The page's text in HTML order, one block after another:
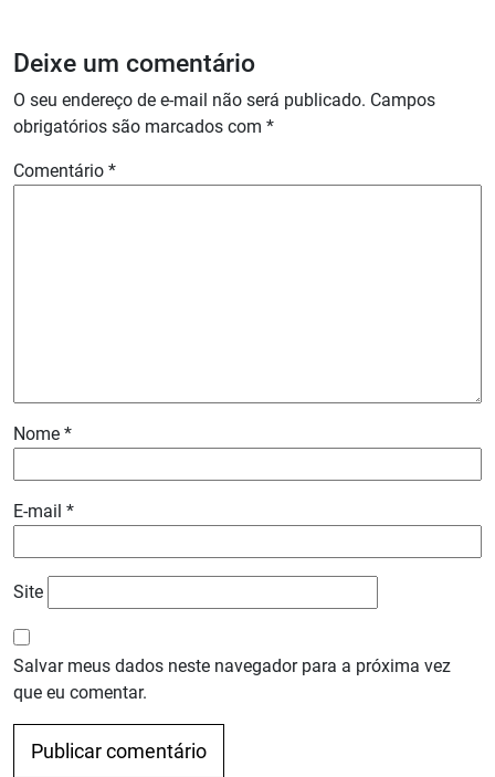
Deixe um comentário
O seu endereço de e-mail não será publicado. Campos
obrigatórios são marcados com *
Comentário *
Nome *
E-mail *
Site
Salvar meus dados neste navegador para a próxima vez
que eu comentar.